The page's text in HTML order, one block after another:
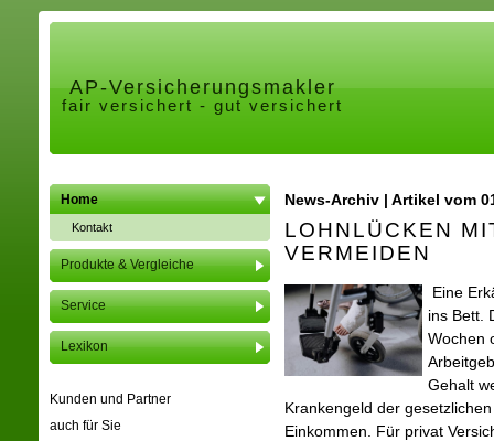
AP-Ver­sicherungs­makler
fair versichert - gut versichert
Home
Kontakt
Produkte & Vergleiche
Service
Lexikon
Kunden und Partner
auch für Sie
News-Archiv | Artikel vom
LOHNLÜCKEN
VERMEIDEN
Eine
ins Bett.
Wochen
Gehalt
Krankengeld der
Einkommen. Für privat